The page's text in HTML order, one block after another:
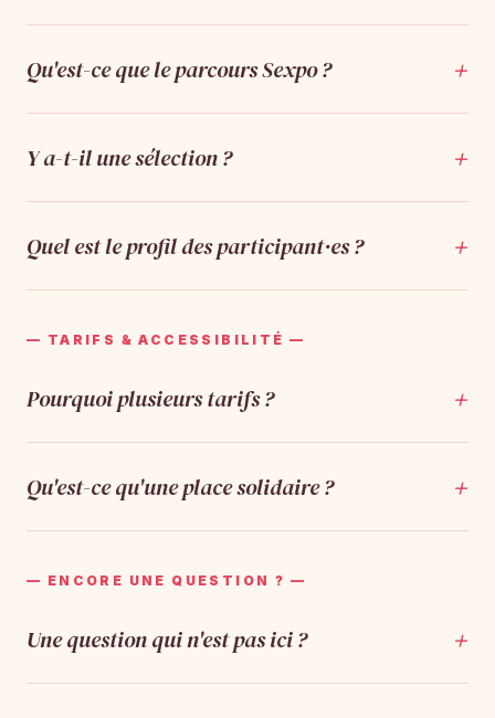
Qu'est-ce que le parcours Sexpo ? +
Y a-t-il une sélection ? +
Quel est le profil des participant·es ? +
— TARIFS & ACCESSIBILITÉ —
Pourquoi plusieurs tarifs ? +
Qu'est-ce qu'une place solidaire ? +
— ENCORE UNE QUESTION ? —
Une question qui n'est pas ici ? +